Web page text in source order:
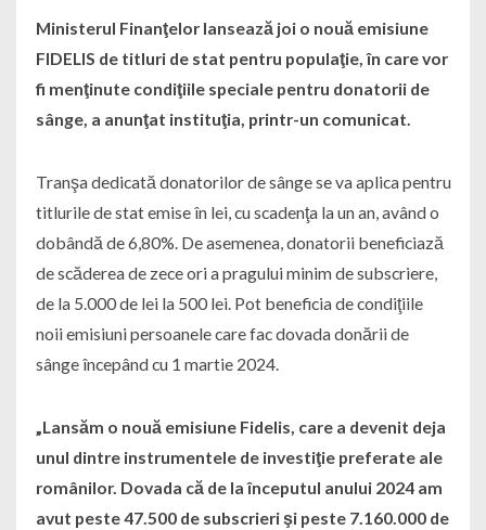
Ministerul Finanţelor lansează joi o nouă emisiune
FIDELIS de titluri de stat pentru populaţie, în care vor
fi menţinute condiţiile speciale pentru donatorii de
sânge, a anunţat instituţia, printr-un comunicat.
Tranşa dedicată donatorilor de sânge se va aplica pentru
titlurile de stat emise în lei, cu scadenţa la un an, având o
dobândă de 6,80%. De asemenea, donatorii beneficiază
de scăderea de zece ori a pragului minim de subscriere,
de la 5.000 de lei la 500 lei. Pot beneficia de condiţiile
noii emisiuni persoanele care fac dovada donării de
sânge începând cu 1 martie 2024.
„Lansăm o nouă emisiune Fidelis, care a devenit deja
unul dintre instrumentele de investiţie preferate ale
românilor. Dovada că de la începutul anului 2024 am
avut peste 47.500 de subscrieri şi peste 7.160.000 de